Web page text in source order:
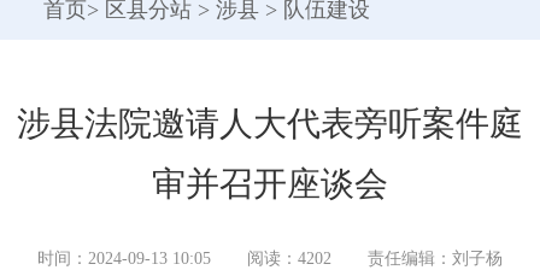
首页> 区县分站 > 涉县 > 队伍建设
涉县法院邀请人大代表旁听案件庭
审并召开座谈会
时间：2024-09-13 10:05 阅读：4202 责任编辑：刘子杨